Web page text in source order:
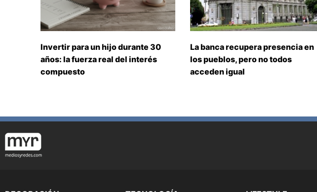
Invertir para un hijo durante 30
años: la fuerza real del interés
compuesto
La banca recupera presencia en
los pueblos, pero no todos
acceden igual